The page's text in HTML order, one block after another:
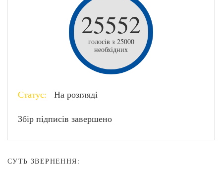
25552
голосів з 25000
необхідних
Статус: На розгляді
Збір підписів завершено
СУТЬ ЗВЕРНЕННЯ: